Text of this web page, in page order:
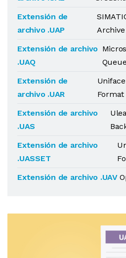
Extensión de
archivo .UAP
Extensión de archivo
.UAQ
Queue
Extensión de
archivo .UAR
Format
Extensión de archivo
.UAS
Extensión de archivo
.UASSET
Extensión de archivo .UAV